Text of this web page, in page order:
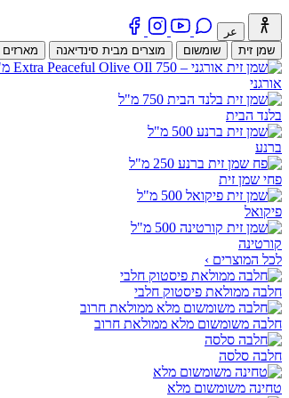
عر
שמן זית
שומשום מוצרים מבית סינדיאנה מארזים
אורגני
בלנד הבית
ברנע
פחי שמן זית
פיקואל
קורטינה
לכל המוצרים ›
חלבה ממולאת פיסטוק חלבי
חלבה משומשום מלא ממולאת חרוב
חלבה סלסה
טחינה משומשום מלא